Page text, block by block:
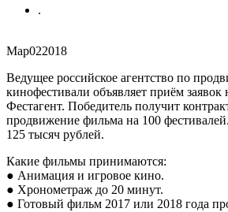
.
Мар022018
Ведущее российское агентство по
кинофестивали объявляет приём заявок
Фестагент. Победитель получит
продвижение фильма на 100
125 тысяч рублей.
Какие фильмы принимаются:
● Анимация и игровое кино.
● Хронометраж до 20 минут.
● Готовый фильм 2017 или 2018 года